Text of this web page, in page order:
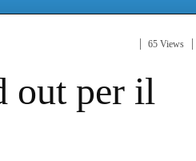
65 Views
out per il